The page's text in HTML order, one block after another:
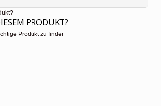
PRODUKT?
Produkt zu finden